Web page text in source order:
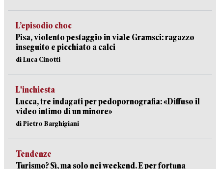
L’episodio choc
Pisa, violento pestaggio in viale Gramsci: ragazzo
inseguito e picchiato a calci
di Luca Cinotti
L'inchiesta
Lucca, tre indagati per pedopornografia: «Diffuso il
video intimo di un minore»
di Pietro Barghigiani
Tendenze
Turismo? Sì, ma solo nei weekend. E per fortuna